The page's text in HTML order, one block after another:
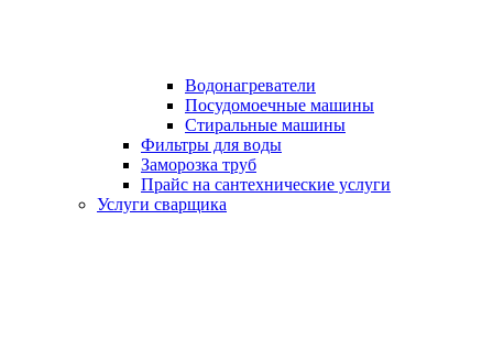
Водонагреватели
Посудомоечные машины
Стиральные машины
Фильтры для воды
Заморозка труб
Прайс на сантехнические услуги
Услуги сварщика